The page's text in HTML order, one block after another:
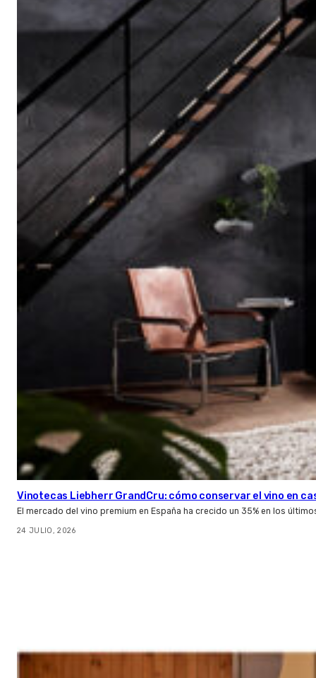
Vinotecas Liebherr GrandCru: cómo conservar el vino en
El mercado del vino premium en España ha crecido un 35% en los
24 JULIO, 2026